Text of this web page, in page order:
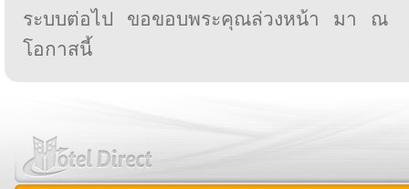
ระบบต่อไป ขอขอบพระคุณล่วงหน้า มา ณ
โอกาสนี้